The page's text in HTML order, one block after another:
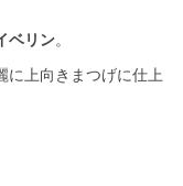
ベリン。
に上向きまつげに仕上